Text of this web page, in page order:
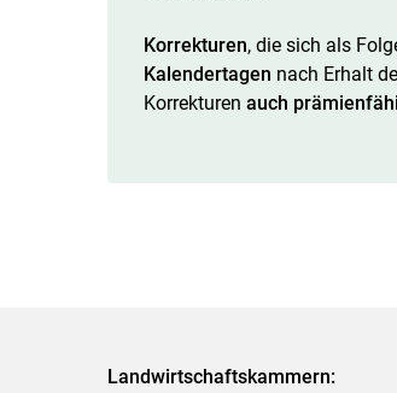
Korrekturen, die sich als
Kalendertagen nach Erhalt
Korrekturen auch
Landwirtschaftskammern: